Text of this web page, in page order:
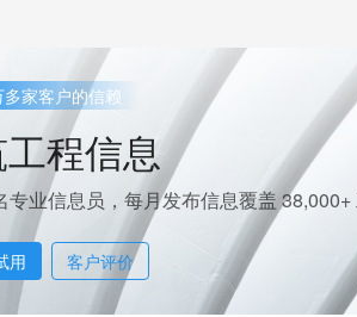
多家客户的信赖
程信息
业信息员，每月发布信息覆盖 38,000+
用 客户评价